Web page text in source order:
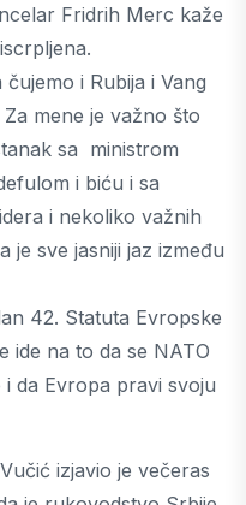
Fridrih Merc kaže
i Rubija i Vang
mene je važno što
sa ministrom
i biću i sa
i nekoliko važnih
je sve jasniji jaz između
42. Statuta Evropske
ide na to da se NATO
da Evropa pravi svoju
izjavio je večeras